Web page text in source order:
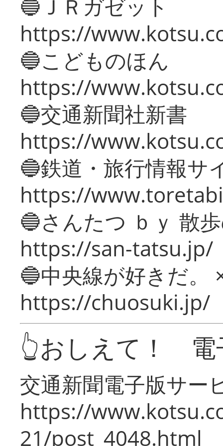
🔵ＪＲガゼット
https://
🔵こどものほん
https://
🔵交通新聞社新書
https://
🔵鉄道・旅行情報サ
https://
🔵さんたつ ｂｙ 散
https://san-tatsu.jp/
🔵中央線が好きだ。
https://chuosuki.jp/
👆おしえて！ 電
交通新聞電子版サー
https://
21/post_4048.html